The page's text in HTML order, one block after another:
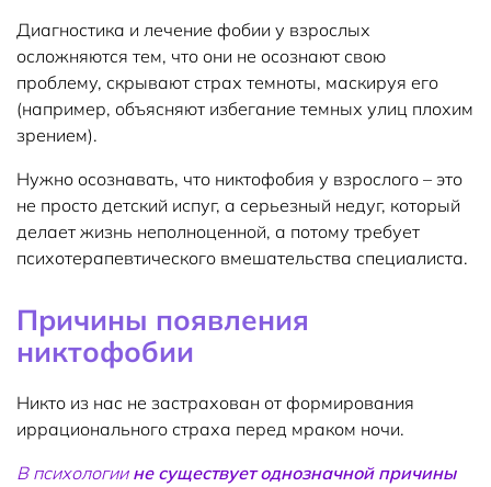
Диагностика и лечение фобии у взрослых
осложняются тем, что они не осознают свою
проблему, скрывают страх темноты, маскируя его
(например, объясняют избегание темных улиц плохим
зрением).
Нужно осознавать, что никтофобия у взрослого – это
не просто детский испуг, а серьезный недуг, который
делает жизнь неполноценной, а потому требует
психотерапевтического вмешательства специалиста.
Причины появления
никтофобии
Никто из нас не застрахован от формирования
иррационального страха перед мраком ночи.
В психологии не существует однозначной причины